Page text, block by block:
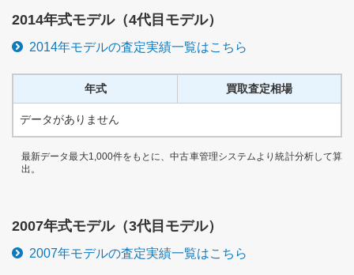
2014年式モデル（4代目 モデル）
2014年モデルの査定実績一覧はこちら
年式 買取査定相場
データがありません
最新データ最大1,000件をもとに、中古車管理システムより統計分析して算
出。
2007年式モデル（3代目 モデル）
2007年モデルの査定実績一覧はこちら